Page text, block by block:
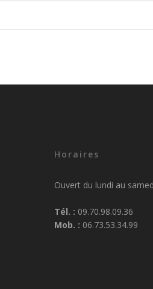
Horaires
Ouvert du lundi au
Tél. : 09.70.98.09.36
Mob. : 06.73.53.34.99